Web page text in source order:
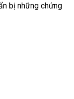
bị những chứng